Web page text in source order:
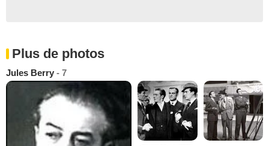
Plus de photos
Jules Berry - 7